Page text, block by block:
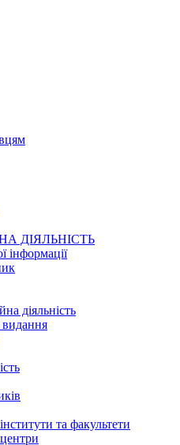
ДІЯЛЬНІСТЬ
інформації
діяльність
видання
та факультети